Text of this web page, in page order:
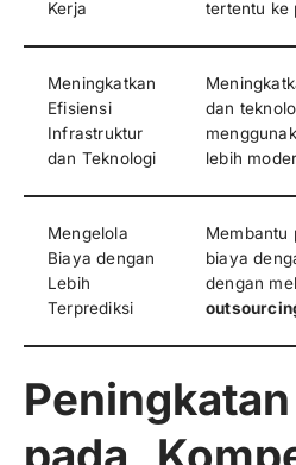
Kerja
tertentu ke
Meningkatkan
Efisiensi
Infrastruktur
dan Teknologi
dan
lebih
Mengelola
Biaya dengan
Lebih
Terprediksi
Membantu
biaya
dengan